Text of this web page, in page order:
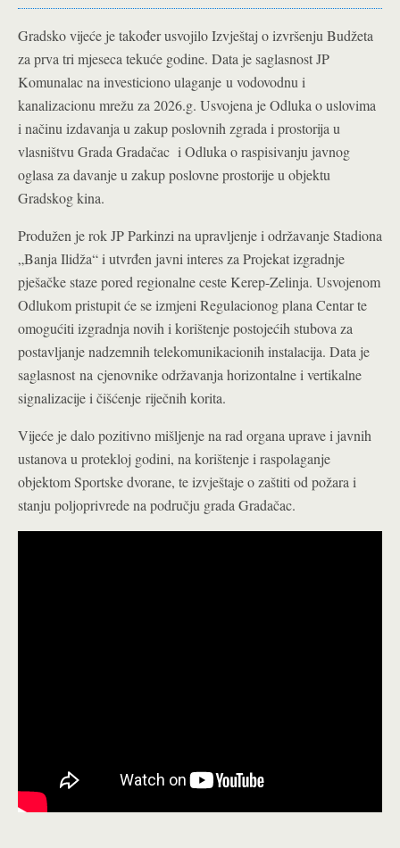
Gradsko vijeće je također usvojilo Izvještaj o izvršenju Budžeta
za prva tri mjeseca tekuće godine. Data je saglasnost JP
Komunalac na investiciono ulaganje u vodovodnu i
kanalizacionu mrežu za 2026.g. Usvojena je Odluka o uslovima
i načinu izdavanja u zakup poslovnih zgrada i prostorija u
vlasništvu Grada Gradačac i Odluka o raspisivanju javnog
oglasa za davanje u zakup poslovne prostorije u objektu
Gradskog kina.
Produžen je rok JP Parkinzi na upravljenje i održavanje Stadiona
„Banja Ilidža“ i utvrđen javni interes za Projekat izgradnje
pješačke staze pored regionalne ceste Kerep-Zelinja. Usvojenom
Odlukom pristupit će se izmjeni Regulacionog plana Centar te
omogućiti izgradnja novih i korištenje postojećih stubova za
postavljanje nadzemnih telekomunikacionih instalacija. Data je
saglasnost na cjenovnike održavanja horizontalne i vertikalne
signalizacije i čišćenje riječnih korita.
Vijeće je dalo pozitivno mišljenje na rad organa uprave i javnih
ustanova u protekloj godini, na korištenje i raspolaganje
objektom Sportske dvorane, te izvještaje o zaštiti od požara i
stanju poljoprivrede na području grada Gradačac.